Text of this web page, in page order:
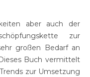
aber auch der
zur
großen Bedarf an
Buch vermittelt
zur Umsetzung